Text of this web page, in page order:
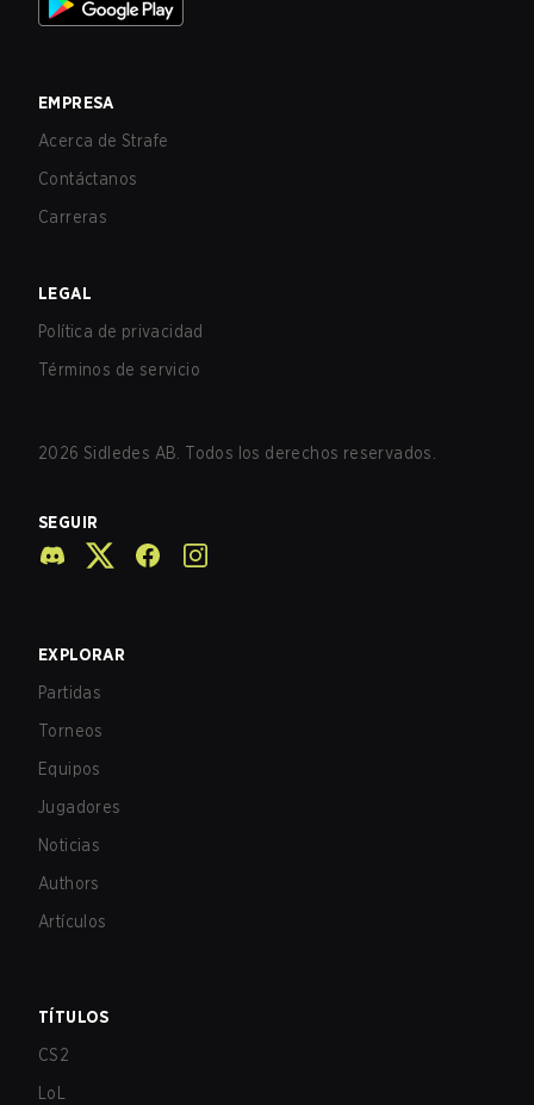
EMPRESA
Acerca de Strafe
Contáctanos
Carreras
LEGAL
Política de privacidad
Términos de servicio
2026 Sidledes AB. Todos los derechos reservados.
SEGUIR
EXPLORAR
Partidas
Torneos
Equipos
Jugadores
Noticias
Authors
Artículos
TÍTULOS
CS2
LoL